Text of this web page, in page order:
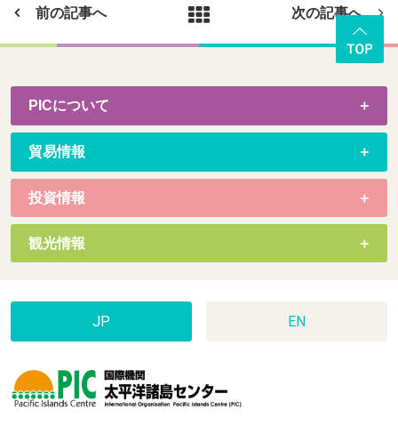
前の記事へ 次の記事へ
PICについて
貿易情報
投資情報
観光情報
JP EN